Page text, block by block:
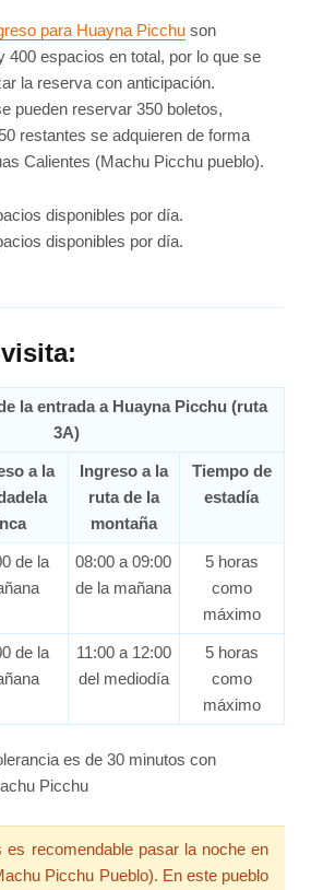
para Huayna Picchuson
400 espacios en total, por lo que se
la reserva con anticipación.
pueden reservar 350 boletos,
restantes se adquieren de forma
Calientes (Machu Picchu pueblo).
disponibles por día.
disponibles por día.
la entrada a Huayna Picchu (ruta
3A)
a la
Ingreso a la
ruta de la
montaña
Tiempo de
estadía
de la
08:00 a 09:00
de la mañana
5 horas
como
máximo
de la
11:00 a 12:00
del mediodía
5 horas
como
máximo
es de 30 minutos con
Picchu
es recomendable pasar la noche en
Picchu Pueblo). En este pueblo